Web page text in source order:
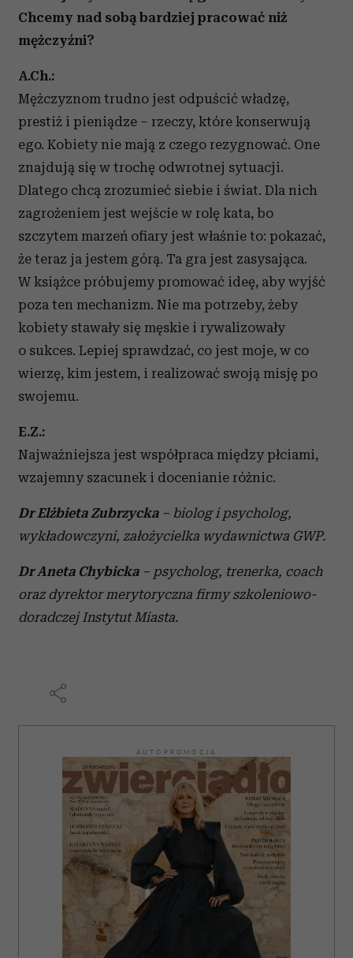
Chcemy nad sobą bardziej pracować niż
mężczyźni?
A.Ch.:
Mężczyznom trudno jest odpuścić władzę,
prestiż i pieniądze – rzeczy, które konserwują
ego. Kobiety nie mają z czego rezygnować. One
znajdują się w trochę odwrotnej sytuacji.
Dlatego chcą zrozumieć siebie i świat. Dla nich
zagrożeniem jest wejście w rolę kata, bo
szczytem marzeń ofiary jest właśnie to: pokazać,
że teraz ja jestem górą. Ta gra jest zasysająca.
W książce próbujemy promować ideę, aby wyjść
poza ten mechanizm. Nie ma potrzeby, żeby
kobiety stawały się męskie i rywalizowały
o sukces. Lepiej sprawdzać, co jest moje, w co
wierzę, kim jestem, i realizować swoją misję po
swojemu.
E.Z.:
Najważniejsza jest współpraca między płciami,
wzajemny szacunek i docenianie różnic.
Dr Elżbieta Zubrzycka– biolog i psycholog,
wykładowczyni, założycielka wydawnictwa GWP.
Dr Aneta Chybicka– psycholog, trenerka, coach
oraz dyrektor merytoryczna firmy szkoleniowo-
doradczej Instytut Miasta.
AUTOPROMOCJA